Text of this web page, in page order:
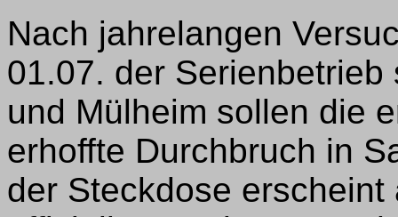
Nach jahrelangen
01.07. der
und Mülheim sollen die
erhoffte Durchbruch in
der Steckdose